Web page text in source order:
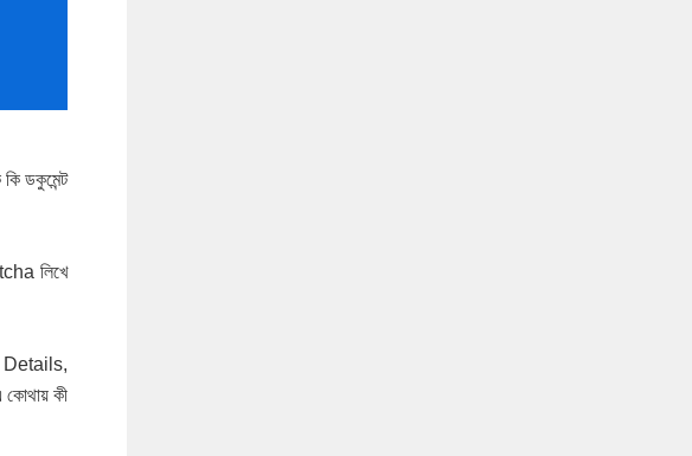
ডকুমেন্ট
লিখে
Details,
কী